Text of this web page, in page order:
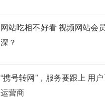
网站吃相不好看 视频网站会
深？
“携号转网”，服务要跟上 用
运营商